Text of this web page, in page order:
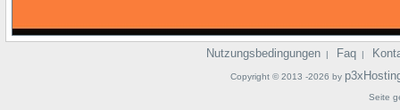
Nutzungsbedingungen | Faq |
Copyright © 2013 -2026 by
Seite